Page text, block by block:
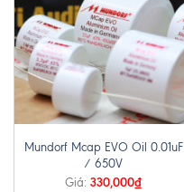
Mundorf Mcap EVO Oil 0.01uF
/ 650V
Giá: 330,000₫